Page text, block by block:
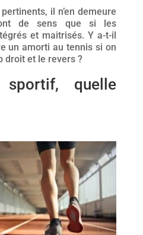
il n’en demeure
de sens que si les
et maitrisés. Y a-t-il
un amorti au tennis si on
droit et le revers ?
quelle